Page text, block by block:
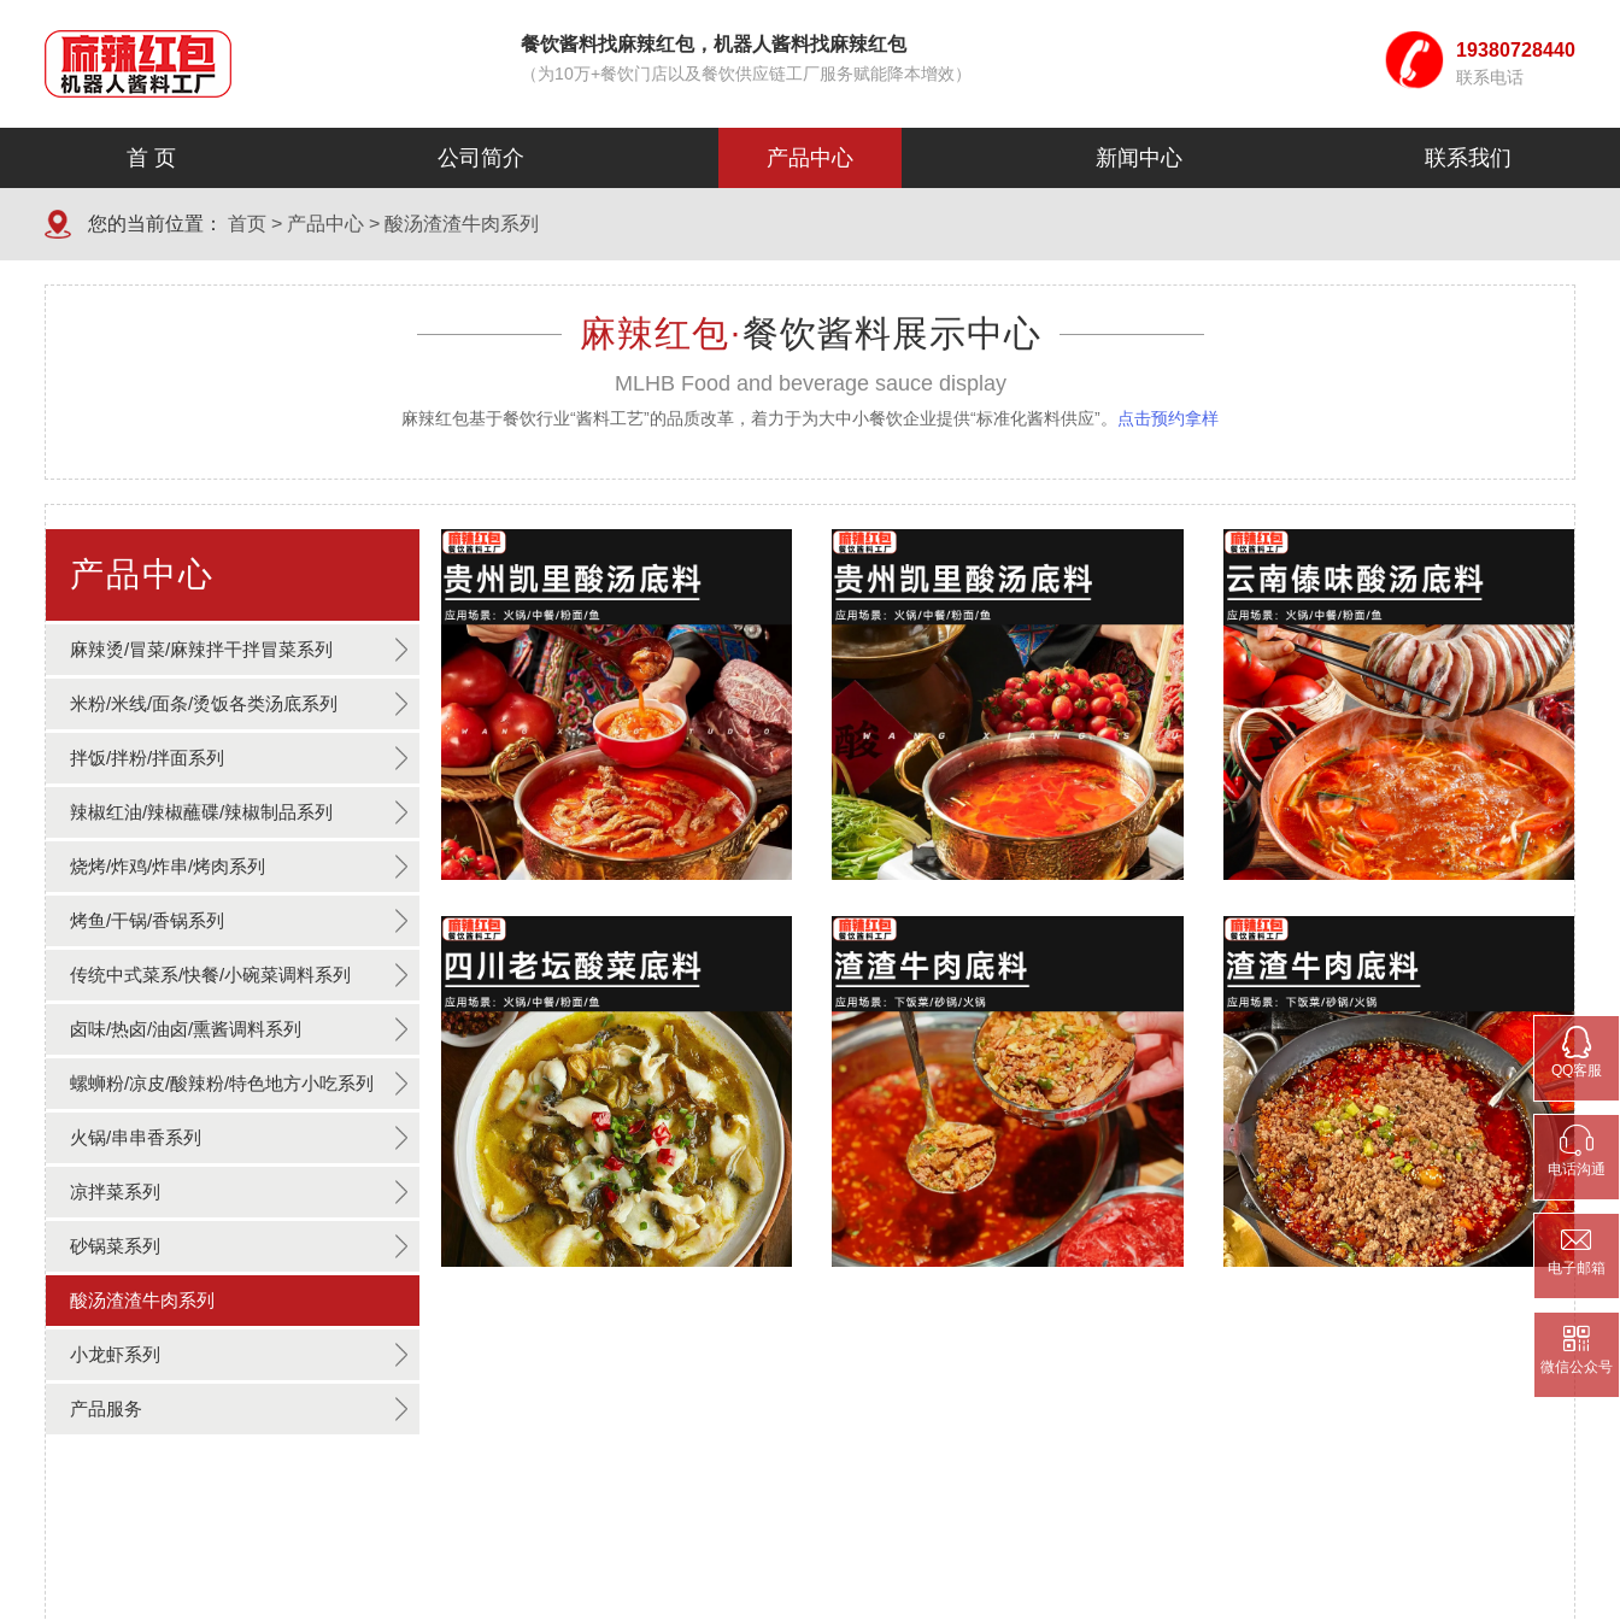
餐饮酱料找麻辣红包，机器人酱料找麻辣红包
（为10万+餐饮门店以及餐饮供应链工厂服务赋能降本增效）
19380728440
联系电话
首 页 公司简介 产品中心 新闻中心 联系我们
您的当前位置： 首页 > 产品中心 > 酸汤渣渣牛肉系列
麻辣红包·餐饮酱料展示中心
MLHB Food and beverage sauce display
麻辣红包基于餐饮行业“酱料工艺”的品质改革，着力于为大中小餐饮企业提供“标准化酱料供应”。 点击预约拿样
产品中心
麻辣烫/冒菜/麻辣拌干拌冒菜系列
米粉/米线/面条/烫饭各类汤底系列
拌饭/拌粉/拌面系列
辣椒红油/辣椒蘸碟/辣椒制品系列
烧烤/炸鸡/炸串/烤肉系列
烤鱼/干锅/香锅系列
传统中式菜系/快餐/小碗菜调料系列
卤味/热卤/油卤/熏酱调料系列
螺蛳粉/凉皮/酸辣粉/特色地方小吃系列
火锅/串串香系列
凉拌菜系列
砂锅菜系列
酸汤渣渣牛肉系列
小龙虾系列
产品服务

QQ客服

电话沟通

电子邮箱

微信公众号